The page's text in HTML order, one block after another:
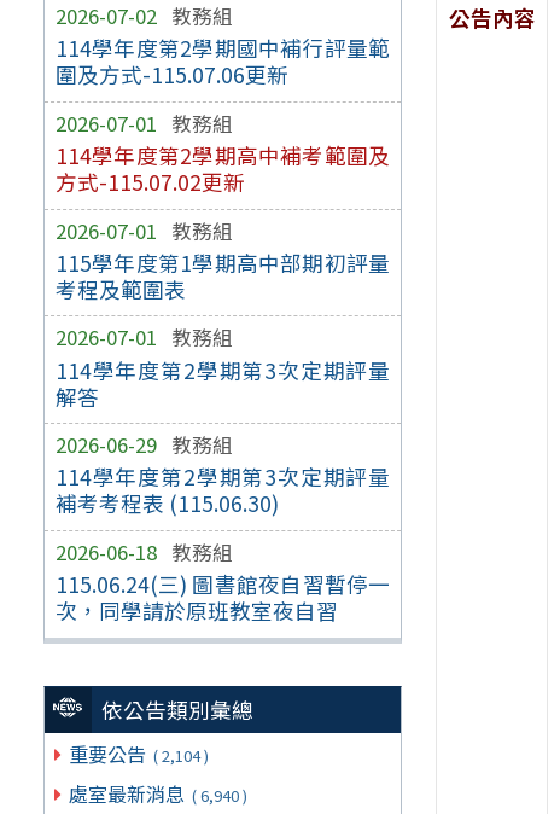
2026-07-02 教務組
114學年度第2學期國中補行評量範
圍及方式-115.07.06更新
2026-07-01 教務組
114學年度第2學期高中補考範圍及
方式-115.07.02更新
2026-07-01 教務組
115學年度第1學期高中部期初評量
考程及範圍表
2026-07-01 教務組
114學年度第2學期第3次定期評量
解答
2026-06-29 教務組
114學年度第2學期第3次定期評量
補考考程表 (115.06.30)
2026-06-18 教務組
115.06.24(三) 圖書館夜自習暫停一
次，同學請於原班教室夜自習
依公告類別彙總
重要公告 ( 2,104 )
處室最新消息 ( 6,940 )
公告內容